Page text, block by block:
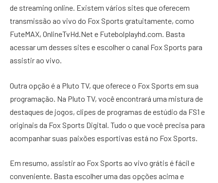
de streaming online. Existem vários sites que oferecem
transmissão ao vivo do Fox Sports gratuitamente, como
FuteMAX, OnlineTvHd.Net e Futebolplayhd.com. Basta
acessar um desses sites e escolher o canal Fox Sports para
assistir ao vivo.
Outra opção é a Pluto TV, que oferece o Fox Sports em sua
programação. Na Pluto TV, você encontrará uma mistura de
destaques de jogos, clipes de programas de estúdio da FS1 e
originais da Fox Sports Digital. Tudo o que você precisa para
acompanhar suas paixões esportivas está no Fox Sports.
Em resumo, assistir ao Fox Sports ao vivo grátis é fácil e
conveniente. Basta escolher uma das opções acima e